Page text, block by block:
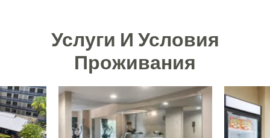
Услуги И Условия
Проживания